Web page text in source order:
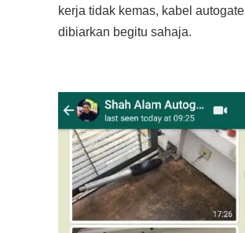
kerja tidak kemas, kabel autogate
dibiarkan begitu sahaja.